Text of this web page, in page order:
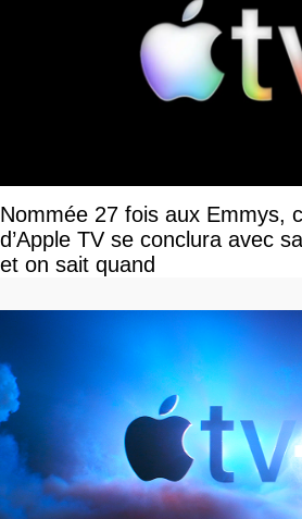
Nommée 27 fois aux Emmys,
d’Apple TV se conclura avec
et on sait quand